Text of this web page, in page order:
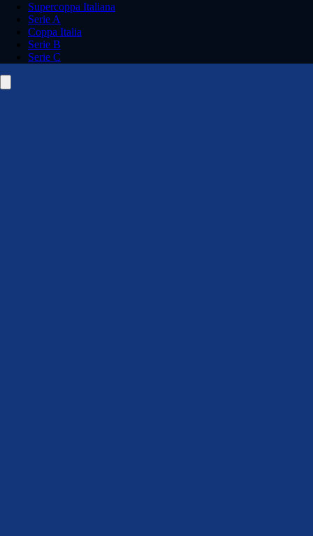
Supercoppa Italiana
Serie A
Coppa Italia
Serie B
Serie C